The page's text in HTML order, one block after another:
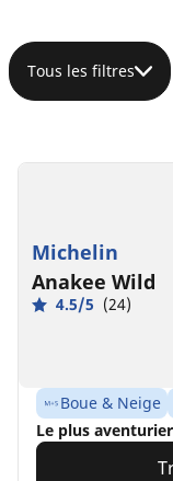
Tous les filtres
Michelin
Anakee Wild
4.5/5 (24)
Boue & Neige
Le plus